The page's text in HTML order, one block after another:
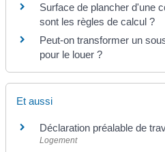
Surface de plancher d'une
sont les règles de calcul ?
Peut-on transformer un
pour le louer ?
Et aussi
Déclaration préalable de
Logement